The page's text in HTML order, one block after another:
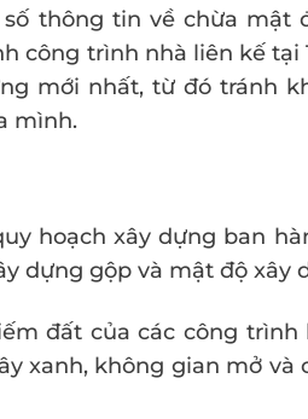
thông tin về chừa mật
công trình nhà liên kế tại
mới nhất, từ đó tránh
mình.
hoạch xây dựng ban
dựng gộp và mật độ xây
đất của các công
xanh, không gian mở